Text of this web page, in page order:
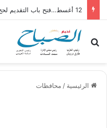
12 أغسط…فتح باب التقديم لحج القرعة
بحث عن
الرئيسية / محافظات